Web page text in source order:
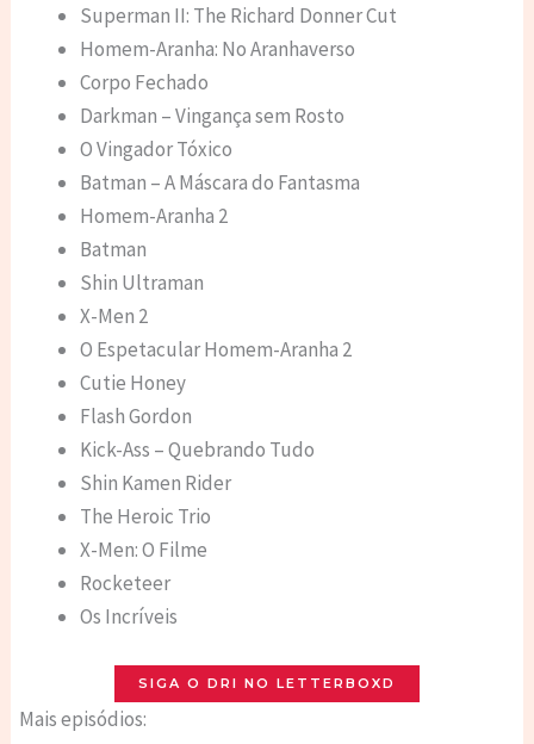
Superman II: The Richard Donner Cut
Homem-Aranha: No Aranhaverso
Corpo Fechado
Darkman – Vingança sem Rosto
O Vingador Tóxico
Batman – A Máscara do Fantasma
Homem-Aranha 2
Batman
Shin Ultraman
X-Men 2
O Espetacular Homem-Aranha 2
Cutie Honey
Flash Gordon
Kick-Ass – Quebrando Tudo
Shin Kamen Rider
The Heroic Trio
X-Men: O Filme
Rocketeer
Os Incríveis
SIGA O DRI NO LETTERBOXD
Mais episódios: